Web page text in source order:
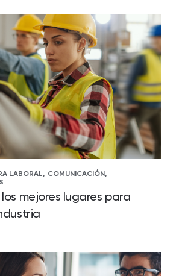
LABORAL, COMUNICACIÓN,
mejores lugares para